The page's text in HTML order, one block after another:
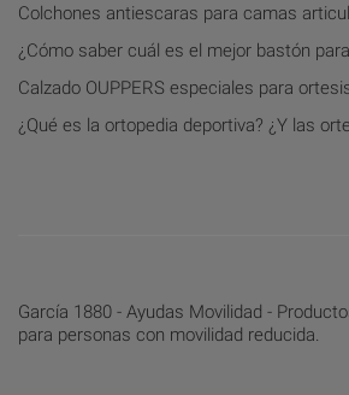
Colchones antiescaras para camas
¿Cómo saber cuál es el mejor bastón
Calzado OUPPERS especiales para
¿Qué es la ortopedia deportiva? ¿Y las
García 1880 - Ayudas Movilidad -
para personas con movilidad reducida.